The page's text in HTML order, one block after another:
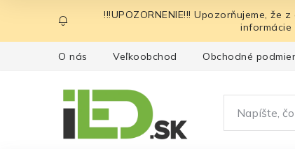
obsah
!!!UPOZORNENIE!!! Upozorňujeme,
informácie
O nás Veľkoobchod Obchodné